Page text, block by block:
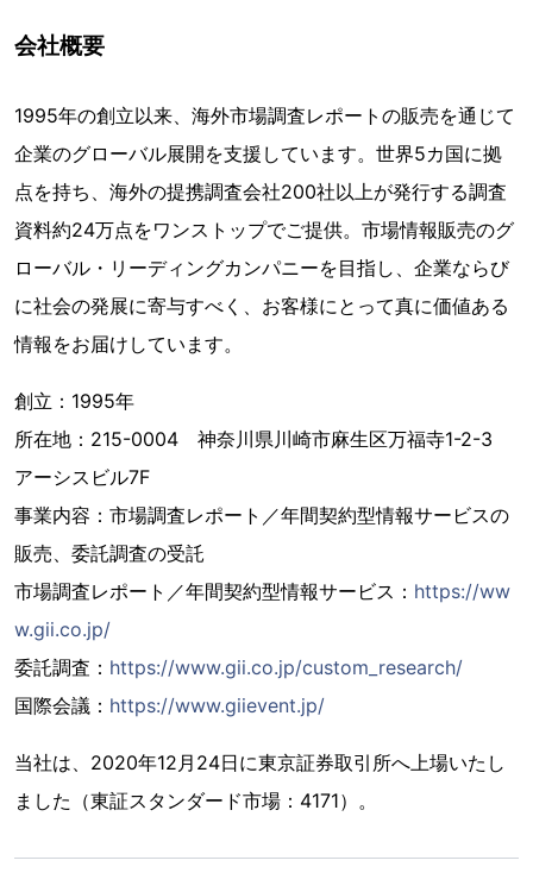
会社概要
1995年の創立以来、海外市場調査レポートの販売を通じて
企業のグローバル展開を支援しています。世界5カ国に拠
点を持ち、海外の提携調査会社200社以上が発行する調査
資料約24万点をワンストップでご提供。市場情報販売のグ
ローバル・リーディングカンパニーを目指し、企業ならび
に社会の発展に寄与すべく、お客様にとって真に価値ある
情報をお届けしています。
創立：1995年
所在地：215-0004 神奈川県川崎市麻生区万福寺1-2-3
アーシスビル7F
事業内容：市場調査レポート／年間契約型情報サービスの
販売、委託調査の受託
市場調査レポート／年間契約型情報サービス： https://ww
w.gii.co.jp/
委託調査： https://www.gii.co.jp/custom_research/
国際会議： https://www.giievent.jp/
当社は、2020年12月24日に東京証券取引所へ上場いたし
ました（東証スタンダード市場：4171）。